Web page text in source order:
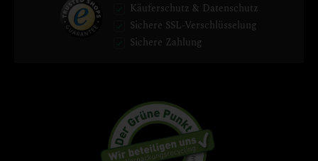
Käuferschutz & Datenschutz
Sichere SSL-Verschlüsselung
Sichere Zahlung